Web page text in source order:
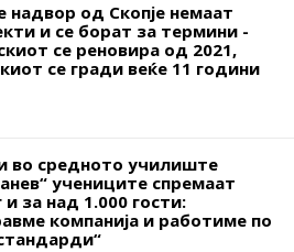
надвор од Скопје немаат
и се борат за термини -
се реновира од 2021,
се гради веќе 11 години
во средното училиште
учениците спремаат
и за над 1.000 гости:
компанија и работиме по